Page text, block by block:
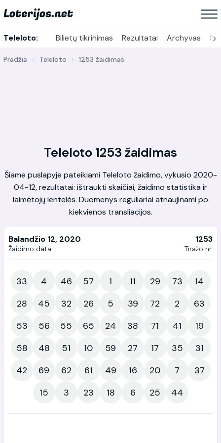
Teleloto: Bilietų tikrinimas Rezultatai Archyvas ›
Pradžia Teleloto 1253 žaidimas
Teleloto 1253 žaidimas
Šiame puslapyje pateikiami Teleloto žaidimo, vykusio 2020-
04-12, rezultatai: ištraukti skaičiai, žaidimo statistika ir
laimėtojų lentelės. Duomenys reguliariai atnaujinami po
kiekvienos transliacijos.
Balandžio 12, 2020
Žaidimo data
1253
Tiražo nr.
33 4 46 57 1 11 29 73
14
28
45 32 26 5 39 72 2
63
53
56 55 65 24 38 71 41
19
58
48 51 10 59 27 17 35
31
42
69 62 61 49 16 20 7
37
15
3 23 18 6 25 44